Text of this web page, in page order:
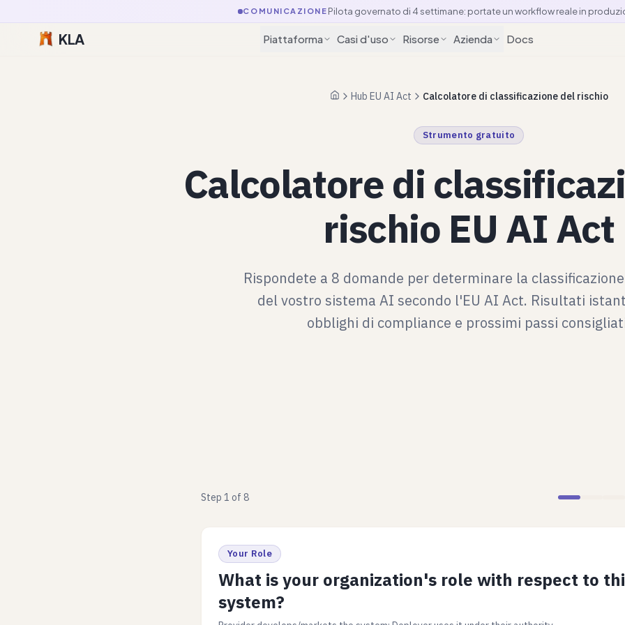
COMUNICAZIONE Pilota governato di 4 settimane: portate un workflow reale in
KLA Piattaforma Casi d'uso Risorse Azienda Docs
Pagina iniziale
Hub EU AI Act Calcolatore di classificazione del rischio
Strumento gratuito
Calcolatore di
rischio EU AI Act
Rispondete a 8 domande per determinare la
del vostro sistema AI secondo l'EU AI Act. Risultati
obblighi di compliance e prossimi passi
Step 1 of 8
Your Role
What is your organization's role with respect to
system?